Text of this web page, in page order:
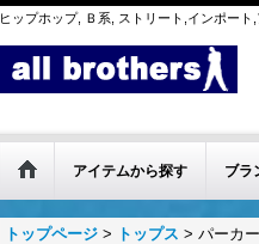
ヒップホップ, Ｂ系, ストリート,インポー
アイテムから探す ブラ
トップページ > トップス > パーカー